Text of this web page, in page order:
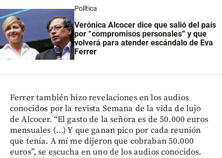
Política
Verónica Alcocer dice que salió del país
por “compromisos personales” y que
volverá para atender escándalo de Eva
Ferrer
Ferrer también hizo revelaciones en los audios
conocidos por la revista Semana de la vida de lujo
de Alcocer. “El gasto de la señora es de 50.000 euros
mensuales (...) Y que ganan pico por cada reunión
que tenía. A mí me dijeron que cobraban 50.000
euros”, se escucha en uno de los audios conocidos.